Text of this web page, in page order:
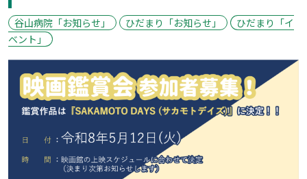
谷山病院「お知らせ」 ひだまり「お知らせ」
ひだまり「イ
ベント」